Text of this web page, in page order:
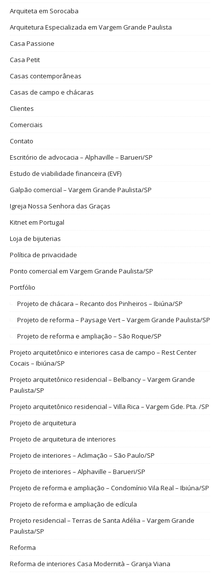
Arquiteta em Sorocaba
Arquitetura Especializada em Vargem Grande Paulista
Casa Passione
Casa Petit
Casas contemporâneas
Casas de campo e chácaras
Clientes
Comerciais
Contato
Escritório de advocacia – Alphaville – Barueri/SP
Estudo de viabilidade financeira (EVF)
Galpão comercial – Vargem Grande Paulista/SP
Igreja Nossa Senhora das Graças
Kitnet em Portugal
Loja de bijuterias
Política de privacidade
Ponto comercial em Vargem Grande Paulista/SP
Portfólio
Projeto de chácara – Recanto dos Pinheiros – Ibiúna/SP
Projeto de reforma – Paysage Vert – Vargem Grande Paulista/SP
Projeto de reforma e ampliação – São Roque/SP
Projeto arquitetônico e interiores casa de campo – Rest Center
Cocais – Ibiúna/SP
Projeto arquitetônico residencial – Belbancy – Vargem Grande
Paulista/SP
Projeto arquitetônico residencial – Villa Rica – Vargem Gde. Pta. /SP
Projeto de arquitetura
Projeto de arquitetura de interiores
Projeto de interiores – Aclimação – São Paulo/SP
Projeto de interiores – Alphaville – Barueri/SP
Projeto de reforma e ampliação – Condomínio Vila Real – Ibiúna/SP
Projeto de reforma e ampliação de edícula
Projeto residencial – Terras de Santa Adélia – Vargem Grande
Paulista/SP
Reforma
Reforma de interiores Casa Modernità – Granja Viana